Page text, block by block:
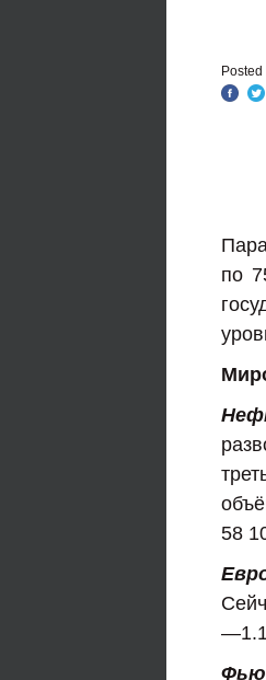
Posted
по
58